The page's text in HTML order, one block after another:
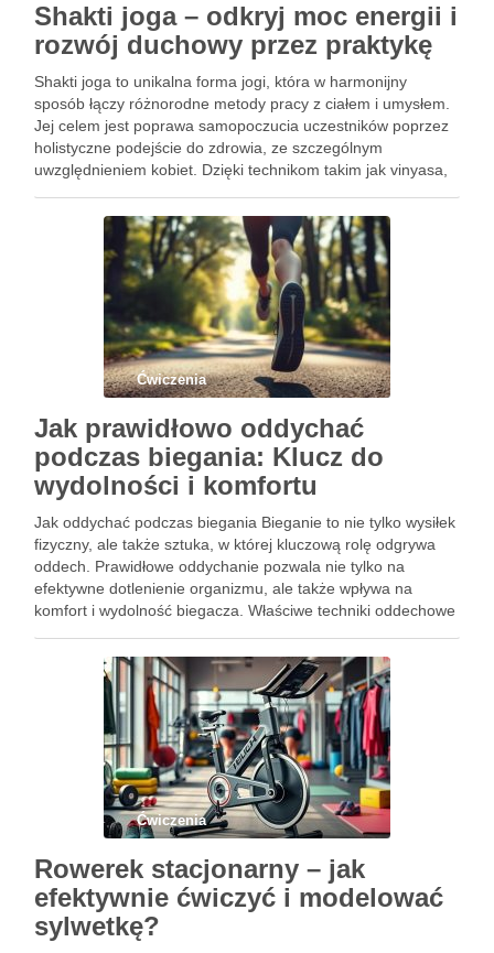
Shakti joga – odkryj moc energii i
rozwój duchowy przez praktykę
Shakti joga to unikalna forma jogi, która w harmonijny
sposób łączy różnorodne metody pracy z ciałem i umysłem.
Jej celem jest poprawa samopoczucia uczestników poprzez
holistyczne podejście do zdrowia, ze szczególnym
uwzględnieniem kobiet. Dzięki technikom takim jak vinyasa,
wewnętrznego rozwoju oraz …
Ćwiczenia
Jak prawidłowo oddychać
podczas biegania: Klucz do
wydolności i komfortu
Jak oddychać podczas biegania Bieganie to nie tylko wysiłek
fizyczny, ale także sztuka, w której kluczową rolę odgrywa
oddech. Prawidłowe oddychanie pozwala nie tylko na
efektywne dotlenienie organizmu, ale także wpływa na
komfort i wydolność biegacza. Właściwe techniki oddechowe
to często klucz …
Ćwiczenia
Rowerek stacjonarny – jak
efektywnie ćwiczyć i modelować
sylwetkę?